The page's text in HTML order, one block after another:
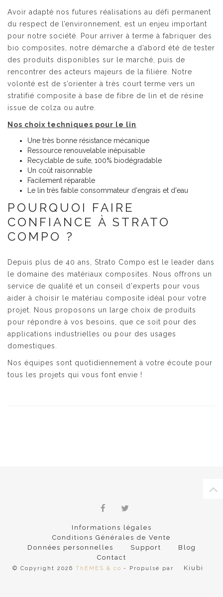
Avoir adapté nos futures réalisations au défi permanent
du respect de l’environnement, est un enjeu important
pour notre société. Pour arriver à terme à fabriquer des
bio composites, notre démarche a d’abord été de tester
des produits disponibles sur le marché, puis de
rencontrer des acteurs majeurs de la filière. Notre
volonté est de s’orienter à très court terme vers un
stratifié composite à base de fibre de lin et de résine
issue de colza ou autre.
Nos choix techniques pour le lin
Une très bonne résistance mécanique
Ressource renouvelable inépuisable
Recyclable de suite, 100% biodégradable
Un coût raisonnable
Facilement réparable
Le lin très faible consommateur d'engrais et d'eau
POURQUOI FAIRE
CONFIANCE À STRATO
COMPO ?
Depuis plus de 40 ans, Strato Compo est le leader dans
le domaine des matériaux composites. Nous offrons un
service de qualité et un conseil d'experts pour vous
aider à choisir le matériau composite idéal pour votre
projet. Nous proposons un large choix de produits
pour répondre à vos besoins, que ce soit pour des
applications industrielles ou pour des usages
domestiques.
Nos équipes sont quotidiennement à votre écoute pour
tous les projets qui vous font envie !
Informations légales
Conditions Générales de Vente
Données personnelles
Support
Blog
Contact
© Copyright 2026 ThEMES & co - Propulsé par Kiubi